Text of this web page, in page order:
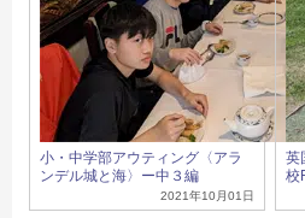
小・中学部アウティング〈アラ
ンデル城と海〉ー中３編
2021年10月01日
英
校